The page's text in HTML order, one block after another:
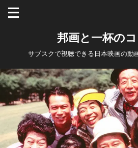
邦画と一杯の
サブスクで視聴できる日本映画の動